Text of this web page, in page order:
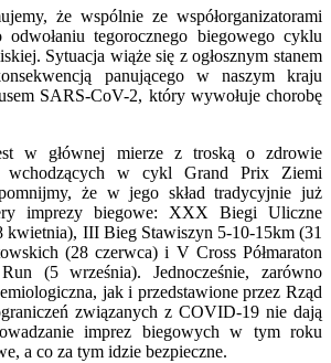
że wspólnie ze współorganizatorami
tegorocznego biegowego cyklu
Sytuacja wiąże się z ogłosznym stanem
panującego w naszym kraju
SARS-CoV-2, który wywołuje chorobę
w głównej mierze z troską o zdrowie
wchodzących w cykl Grand Prix Ziemi
że w jego skład tradycyjnie już
imprezy biegowe: XXX Biegi Uliczne
kwietnia), III Bieg Stawiszyn 5-10-15km (31
(28 czerwca) i V Cross Półmaraton
(5 września). Jednocześnie, zarówno
jak i przedstawione przez Rząd
związanych z COVID-19 nie dają
imprez biegowych w tym roku
a co za tym idzie bezpieczne.